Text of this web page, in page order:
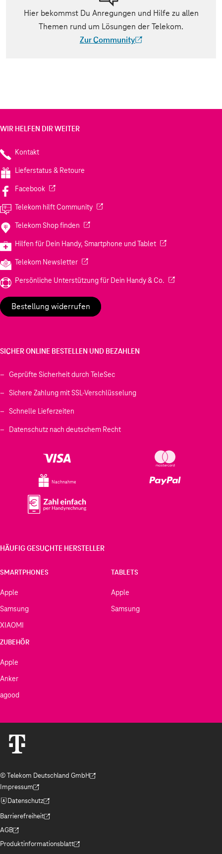
Hier bekommst Du Anregungen und Hilfe zu allen
Themen rund um Lösungen der Telekom.
Zur Community
(Der Link wird in einem neuen Tab
WIR HELFEN DIR WEITER
Kontakt
Lieferstatus & Retoure
Facebook(Wird in einem neuen Tab geöffnet)
Telekom hilft Community(Wird in einem neuen Tab geöffnet)
Telekom Shop finden (Wird in einem neuen Tab geöffnet)
Hilfen für Dein Handy, Smartphone und Tablet(Wird in einem
Telekom Newsletter(Wird in einem neuen Tab geöffnet)
Persönliche Unterstützung für Dein Handy & Co. (Wird in einem
Bestellung widerrufen
SICHER ONLINE BESTELLEN UND BEZAHLEN
Geprüfte Sicherheit durch TeleSec
Sichere Zahlung mit SSL-Verschlüsselung
Schnelle Lieferzeiten
Datenschutz nach deutschem Recht
Nachnahme
HÄUFIG GESUCHTE HERSTELLER
SMARTPHONES
Apple
Samsung
XIAOMI
TABLETS
Apple
Samsung
ZUBEHÖR
Apple
Anker
agood
© Telekom Deutschland GmbH
(Der Link wird in einem neuen Tab geöffnet)
Impressum
(Der Link wird in einem neuen Tab geöffnet)
Datenschutz
(Der Link wird in einem neuen Tab geöffnet)
Barrierefreiheit
(Der Link wird in einem neuen Tab geöffnet)
AGB
(Der Link wird in einem neuen Tab geöffnet)
Produktinformationsblatt
(Der Link wird in einem neuen Tab geöffnet)